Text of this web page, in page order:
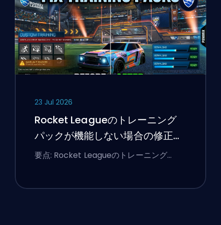
23 Jul 2026
Rocket Leagueのトレーニング
パックが機能しない場合の修正方
法
要点: Rocket Leagueのトレーニング…